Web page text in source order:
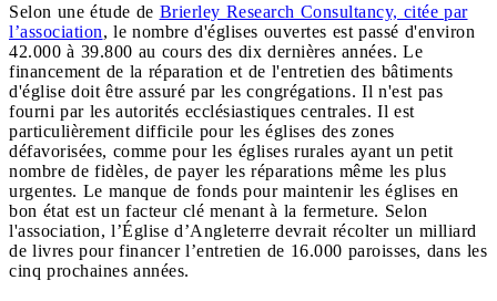
Selon une étude de Brierley Research Consultancy, citée par
l’association, le nombre d'églises ouvertes est passé d'environ
42.000 à 39.800 au cours des dix dernières années. Le
financement de la réparation et de l'entretien des bâtiments
d'église doit être assuré par les congrégations. Il n'est pas
fourni par les autorités ecclésiastiques centrales. Il est
particulièrement difficile pour les églises des zones
défavorisées, comme pour les églises rurales ayant un petit
nombre de fidèles, de payer les réparations même les plus
urgentes. Le manque de fonds pour maintenir les églises en
bon état est un facteur clé menant à la fermeture. Selon
l'association, l’Église d’Angleterre devrait récolter un milliard
de livres pour financer l’entretien de 16.000 paroisses, dans les
cinq prochaines années.